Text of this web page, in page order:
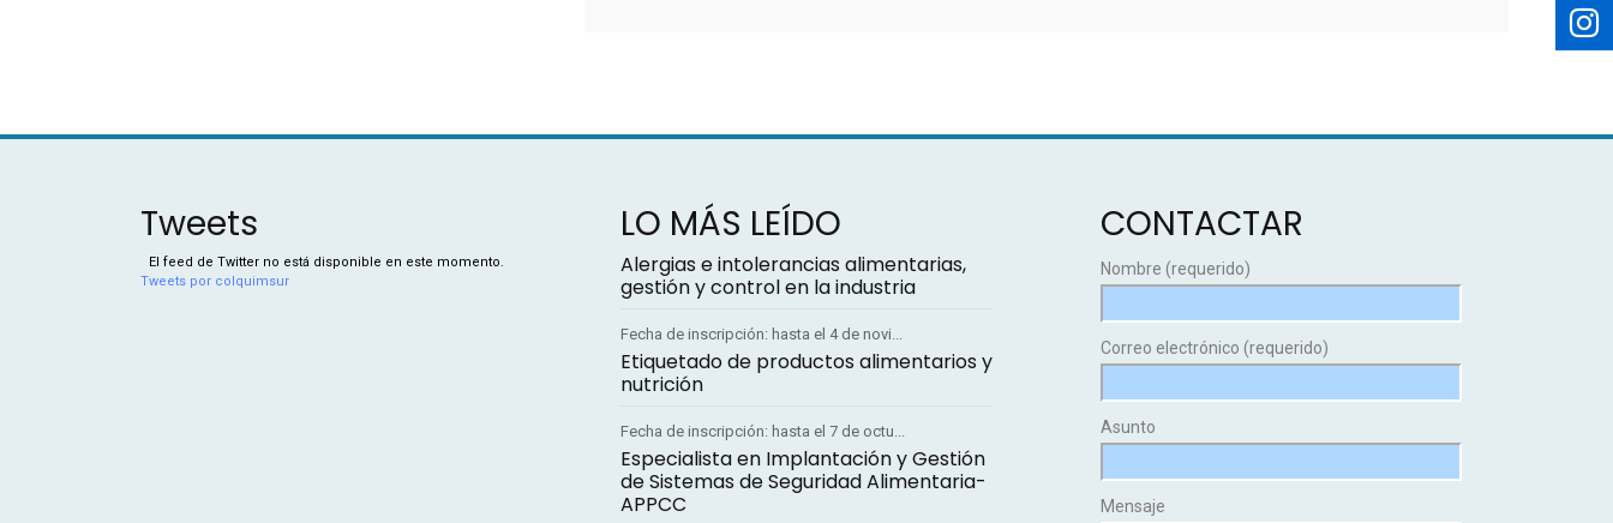
Tweets
El feed de Twitter no está disponible en este momento.
Tweets por colquimsur
LO MÁS LEÍDO
Alergias e intolerancias alimentarias,
gestión y control en la industria
Fecha de inscripción: hasta el 4 de novi...
Etiquetado de productos alimentarios y
nutrición
Fecha de inscripción: hasta el 7 de octu...
Especialista en Implantación y Gestión
de Sistemas de Seguridad Alimentaria-
APPCC
CONTACTAR
Nombre (requerido)
Correo electrónico (requerido)
Asunto
Mensaje